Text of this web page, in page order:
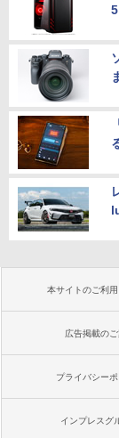
本サイトのご利
広告掲載の
プライバシー
インプレスグ